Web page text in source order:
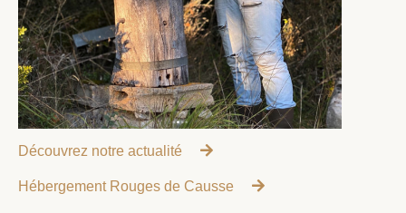
Découvrez notre actualité
Hébergement Rouges de Causse